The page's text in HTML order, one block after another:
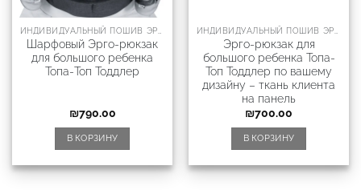
Шарфовый Эрго-рюкзак
для большого ребенка
Топа-Топ Тоддлер
₪790.00
В КОРЗИНУ
Эрго-рюкзак для
большого ребенка Топа-
Топ Тоддлер по вашему
дизайну – ткань клиента
на панель
₪700.00
В КОРЗИНУ